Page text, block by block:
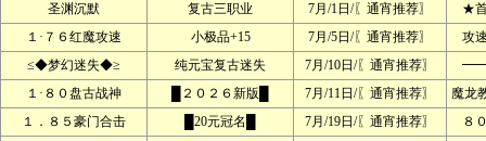
圣渊沉默
复古三职业 7月/1日/〖通宵推荐〗
★
１·７６红魔攻速
小极品+15 7月/5日/〖通宵推荐〗
攻
≤◆梦幻迷失◆≥
纯元宝复古迷失 7月/10日/〖通宵推荐〗
━━
１·８０盘古战神
█２０２６新版█ 7月/11日/〖通宵推荐〗
魔龙
１．８５豪门合击
█20元冠名█ 7月/19日/〖通宵推荐〗
８